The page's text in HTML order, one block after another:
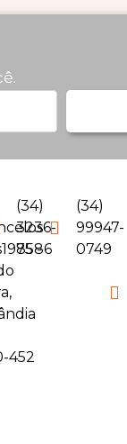
-
452
(34)
3236-
8586
(34)
99947-
0749